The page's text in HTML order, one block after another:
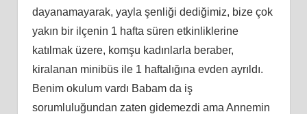
dayanamayarak, yayla şenliği dediğimiz, bize çok
yakın bir ilçenin 1 hafta süren etkinliklerine
katılmak üzere, komşu kadınlarla beraber,
kiralanan minibüs ile 1 haftalığına evden ayrıldı.
Benim okulum vardı Babam da iş
sorumluluğundan zaten gidemezdi ama Annemin